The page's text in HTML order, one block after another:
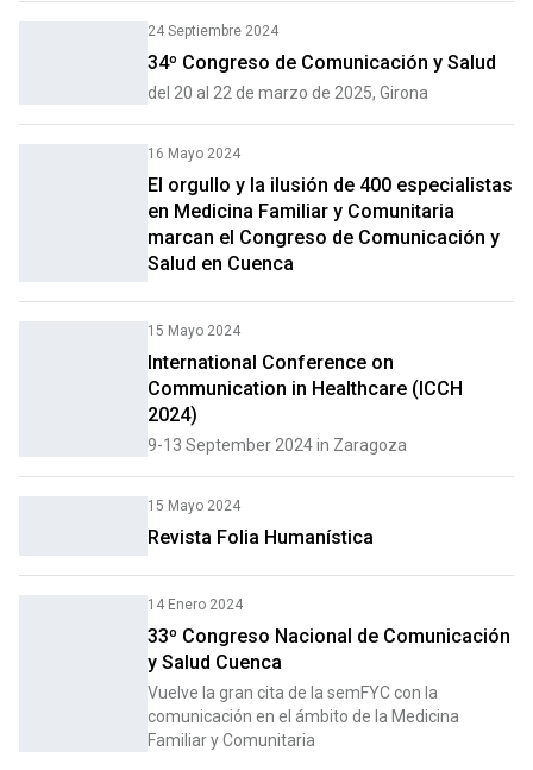
24 Septiembre 2024
34º Congreso de Comunicación y Salud
del 20 al 22 de marzo de 2025, Girona
16 Mayo 2024
El orgullo y la ilusión de 400 especialistas
en Medicina Familiar y Comunitaria
marcan el Congreso de Comunicación y
Salud en Cuenca
15 Mayo 2024
International Conference on
Communication in Healthcare (ICCH
2024)
9-13 September 2024 in Zaragoza
15 Mayo 2024
Revista Folia Humanística
14 Enero 2024
33º Congreso Nacional de Comunicación
y Salud Cuenca
Vuelve la gran cita de la semFYC con la
comunicación en el ámbito de la Medicina
Familiar y Comunitaria